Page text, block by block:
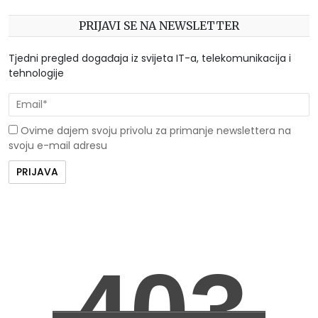
PRIJAVI SE NA NEWSLETTER
Tjedni pregled događaja iz svijeta IT-a, telekomunikacija i
tehnologije
Ovime dajem svoju privolu za primanje newslettera na
svoju e-mail adresu